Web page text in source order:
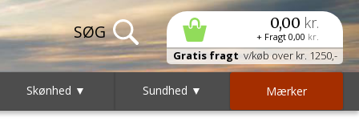
0,00 kr.
+ Fragt 0,00 kr.
Gratis fragt v/køb over kr. 1250,-
Skønhed ▼ Sundhed ▼ Mærker